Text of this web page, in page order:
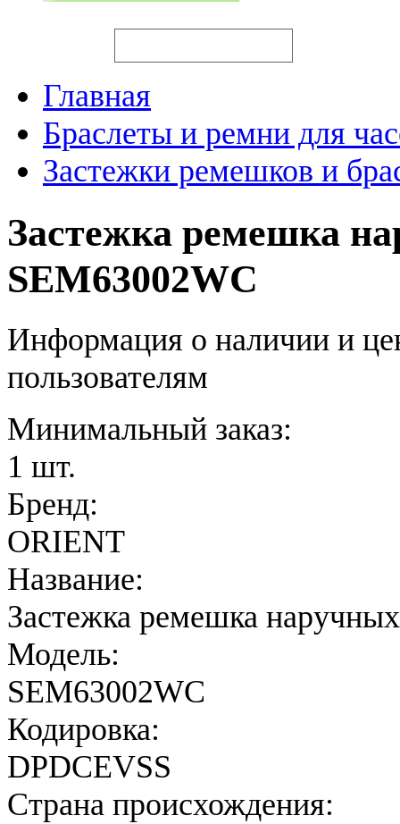
Главная
Браслеты и ремни для
Застежки ремешков и
Застежка ремешка
SEM63002WC
Информация о наличии и
пользователям
Минимальный заказ:
1 шт.
Бренд:
ORIENT
Название:
Застежка ремешка
Модель:
SEM63002WC
Кодировка:
DPDCEVSS
Страна происхождения: